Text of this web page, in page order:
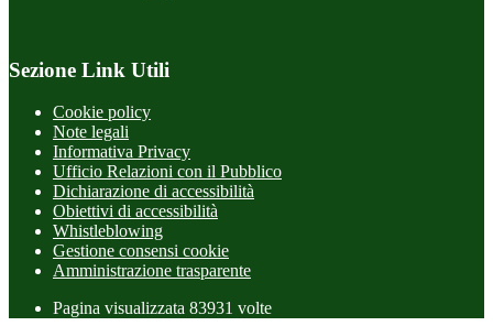
Sezione Link Utili
Cookie policy
Note legali
Informativa Privacy
Ufficio Relazioni con il Pubblico
Dichiarazione di accessibilità
Obiettivi di accessibilità
Whistleblowing
Gestione consensi cookie
Amministrazione trasparente
Pagina visualizzata 83931 volte